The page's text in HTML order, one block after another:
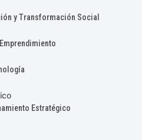
y Transformación Social
Estratégico